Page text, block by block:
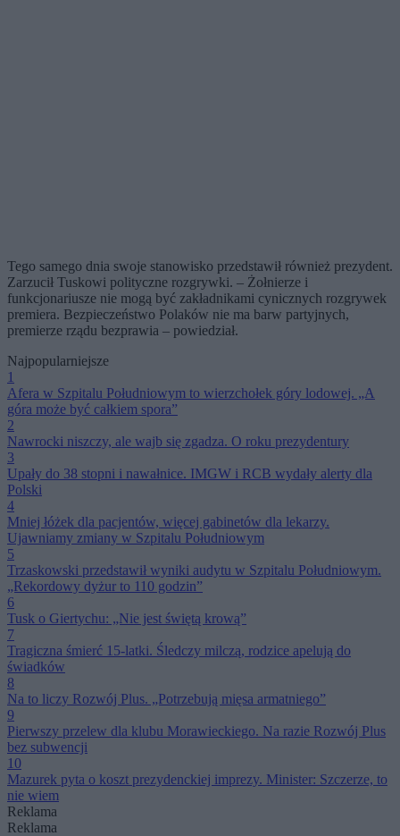
Tego samego dnia swoje stanowisko przedstawił również prezydent.
Zarzucił Tuskowi polityczne rozgrywki. – Żołnierze i
funkcjonariusze nie mogą być zakładnikami cynicznych rozgrywek
premiera. Bezpieczeństwo Polaków nie ma barw partyjnych,
premierze rządu bezprawia – powiedział.
Najpopularniejsze
1
Afera w Szpitalu Południowym to wierzchołek góry lodowej. „A
góra może być całkiem spora”
2
Nawrocki niszczy, ale wajb się zgadza. O roku prezydentury
3
Upały do 38 stopni i nawałnice. IMGW i RCB wydały alerty dla
Polski
4
Mniej łóżek dla pacjentów, więcej gabinetów dla lekarzy.
Ujawniamy zmiany w Szpitalu Południowym
5
Trzaskowski przedstawił wyniki audytu w Szpitalu Południowym.
„Rekordowy dyżur to 110 godzin”
6
Tusk o Giertychu: „Nie jest świętą krową”
7
Tragiczna śmierć 15-latki. Śledczy milczą, rodzice apelują do
świadków
8
Na to liczy Rozwój Plus. „Potrzebują mięsa armatniego”
9
Pierwszy przelew dla klubu Morawieckiego. Na razie Rozwój Plus
bez subwencji
10
Mazurek pyta o koszt prezydenckiej imprezy. Minister: Szczerze, to
nie wiem
Reklama
Reklama